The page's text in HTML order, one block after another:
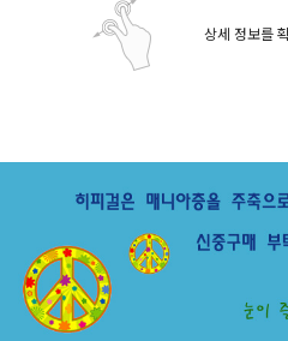
상세 정보를